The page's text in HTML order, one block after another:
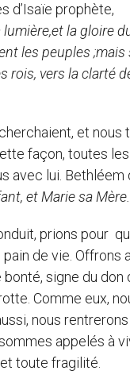
d’Isaïe prophète,
la gloire
les peuples
rois, vers la clarté
et nous
façon, toutes
avec lui. Bethléem
et Marie sa Mère.
prions pour
de vie. Offrons
signe du don
Comme eux,
nous
appelés à
toute fragilité.